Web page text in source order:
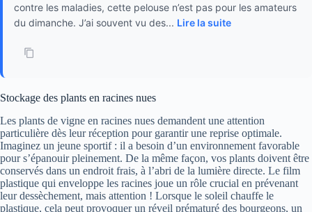
contre les maladies, cette pelouse n’est pas pour les amateurs
du dimanche. J’ai souvent vu des... Lire la suite
Stockage des plants en racines nues
Les plants de vigne en racines nues demandent une attention
particulière dès leur réception pour garantir une reprise optimale.
Imaginez un jeune sportif : il a besoin d’un environnement favorable
pour s’épanouir pleinement. De la même façon, vos plants doivent être
conservés dans un endroit frais, à l’abri de la lumière directe. Le film
plastique qui enveloppe les racines joue un rôle crucial en prévenant
leur dessèchement, mais attention ! Lorsque le soleil chauffe le
plastique, cela peut provoquer un réveil prématuré des bourgeons, un